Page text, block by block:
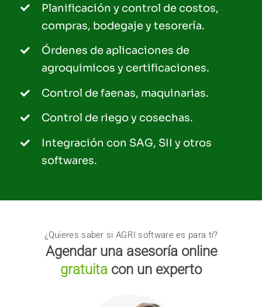
Planificación y control de costos,
compras, bodegaje y tesorería.
Órdenes de aplicaciones de
agroquimicos y certificaciones.
Control de faenas, maquinarias.
Control de riego y cosechas.
Integración con SAG, SII y otros
softwares.
¿Quieres saber si AGRI software es para tí?
Agendar una asesoría online
gratuita con un experto